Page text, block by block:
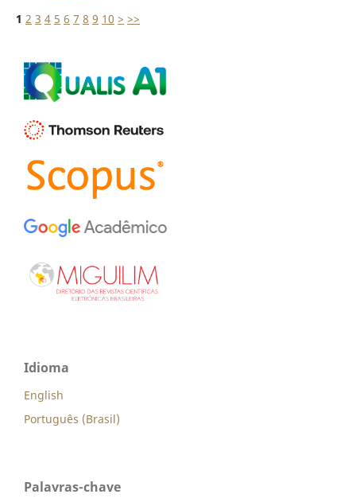
1 2 3 4 5 6 7 8 9 10 > >>
Idioma
English
Português (Brasil)
Palavras-chave